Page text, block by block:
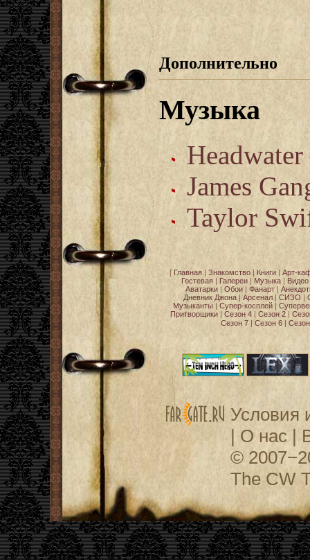
Дополнительно
Музыка
Headwater
James
Taylor
[ Главная| Знакомство| Книги| Арт-
Гостевая | Галереи | Музыка | Видео
Аватарки | Обои | Фанарт |
Дневник Джона| Арсенал| СИЗО |
Музыканты | Супер-косплей |
Притворщики | Сезон 4 | Сезон 2 |
Сезон 7| Сезон 6|
Условия
| О нас |
©
The CW